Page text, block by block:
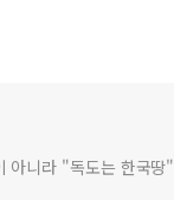
아니라 "독도는 한국땅"